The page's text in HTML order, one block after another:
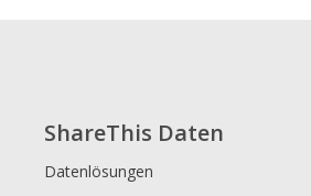
ShareThis Daten
Datenlösungen